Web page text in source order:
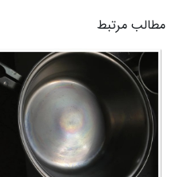
مطالب مرتبط